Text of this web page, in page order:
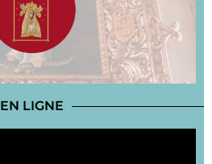
EN LIGNE